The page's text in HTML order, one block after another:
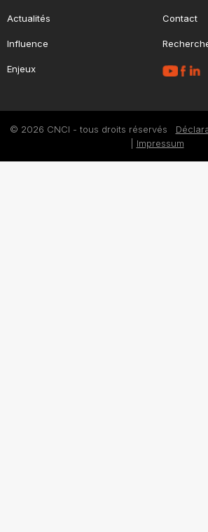
Actualités
Influence
Enjeux
Contact
© 2026 CNCI - tous droits réservés
Impressum